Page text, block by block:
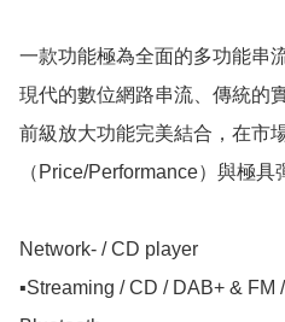
一款功能極為全面的多功能串
現代的數位網路串流、傳統的
前級放大功能完美結合，在市
（Price/Performance）與極具
Network- / CD player
▪️Streaming / CD / DAB+ & FM